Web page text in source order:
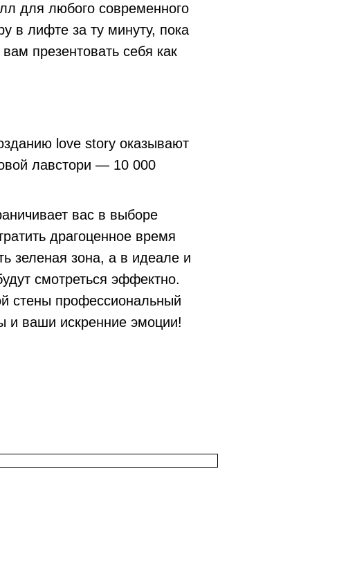
для любого современного
в лифте за ту минуту, пока
презентовать себя как
love story оказывают
лавстори — 10 000
вас в выборе
драгоценное время
зеленая зона, а в идеале и
смотреться эффектно.
стены профессиональный
и ваши искренние эмоции!